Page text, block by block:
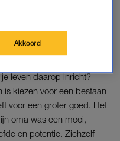
leven is er ruimte voor
er ooit? Is het niet zo
leven daarop inricht?
is kiezen voor een bestaan
voor een groter goed. Het
oma was een mooi,
en potentie. Zichzelf
Akkoord